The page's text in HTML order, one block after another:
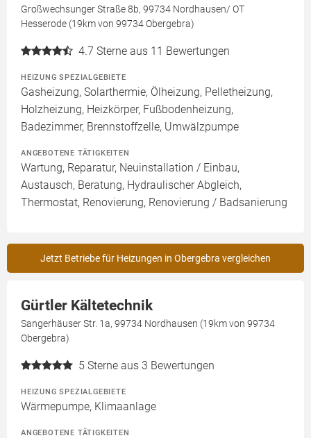
Großwechsunger Straße 8b, 99734 Nordhausen/ OT
Hesserode (19km von 99734 Obergebra)
4.7 Sterne aus 11 Bewertungen
HEIZUNG SPEZIALGEBIETE
Gasheizung, Solarthermie, Ölheizung, Pelletheizung,
Holzheizung, Heizkörper, Fußbodenheizung,
Badezimmer, Brennstoffzelle, Umwälzpumpe
ANGEBOTENE TÄTIGKEITEN
Wartung, Reparatur, Neuinstallation / Einbau,
Austausch, Beratung, Hydraulischer Abgleich,
Thermostat, Renovierung, Renovierung / Badsanierung
Jetzt Betriebe für Heizungen in Obergebra vergleichen
Gürtler Kältetechnik
Sangerhäuser Str. 1a, 99734 Nordhausen (19km von 99734
Obergebra)
5 Sterne aus 3 Bewertungen
HEIZUNG SPEZIALGEBIETE
Wärmepumpe, Klimaanlage
ANGEBOTENE TÄTIGKEITEN